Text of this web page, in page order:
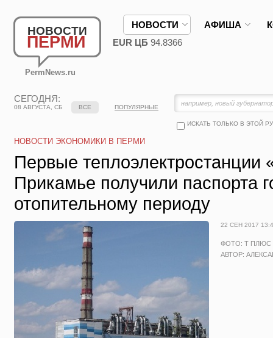
НОВОСТИ
ПЕРМИ
PermNews.ru
НОВОСТИ АФИША
EUR ЦБ 94.8366
СЕГОДНЯ:
08 АВГУСТА, СБ
ИСКАТЬ ТОЛЬКО В ЭТОЙ
ВСЕ ПОПУЛЯРНЫЕ
НОВОСТИ ЭКОНОМИКИ В ПЕРМИ
Первые теплоэлектростанции
Прикамье получили паспорта
отопительному периоду
22 СЕН 2017
ФОТО: Т ПЛЮС
АВТОР: